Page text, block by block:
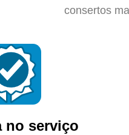
consertos
no serviço